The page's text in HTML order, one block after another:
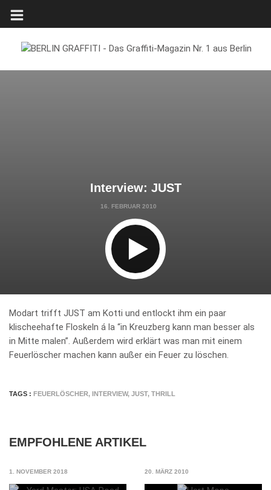
Interview: JUST
16. FEBRUAR 2010
Modart trifft JUST am Kotti und entlockt ihm ein paar
klischeehafte Floskeln á la “in Kreuzberg kann man besser als
in Mitte malen”. Außerdem wird erklärt was man mit einem
Feuerlöscher machen kann außer ein Feuer zu löschen.
TAGS : FEUERLÖSCHER, INTERVIEW, JUST, THRILL
EMPFOHLENE ARTIKEL
1. NOVEMBER 2018 20. MÄRZ 2010